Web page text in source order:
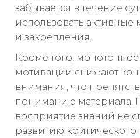
забывается в течение
использовать
и закрепления.
Кроме того,
мотивации снижают
внимания, что
пониманию материала.
восприятие знаний не
развитию